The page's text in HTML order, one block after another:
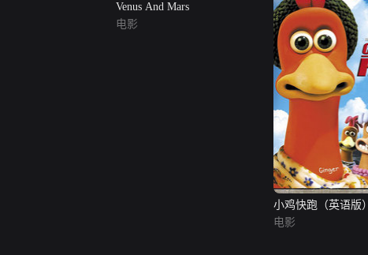
Venus And Mars
电影
小鸡快跑（英语版）
电影